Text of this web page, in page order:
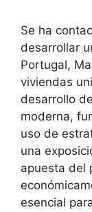
Se ha
desarrollar
Portugal,
viviendas
desarrollo
moderna,
uso de
una
apuesta del
esencial